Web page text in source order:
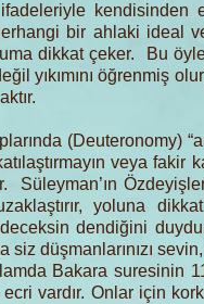
bir ahlaki ideal
dikkat çeker. Bu
yıkımını öğrenmiş
(Deuteronomy)
veya fakir
Süleyman’ın
yoluna
dendiğini
siz düşmanlarınızı
Bakara suresinin
ecri vardır. Onlar için